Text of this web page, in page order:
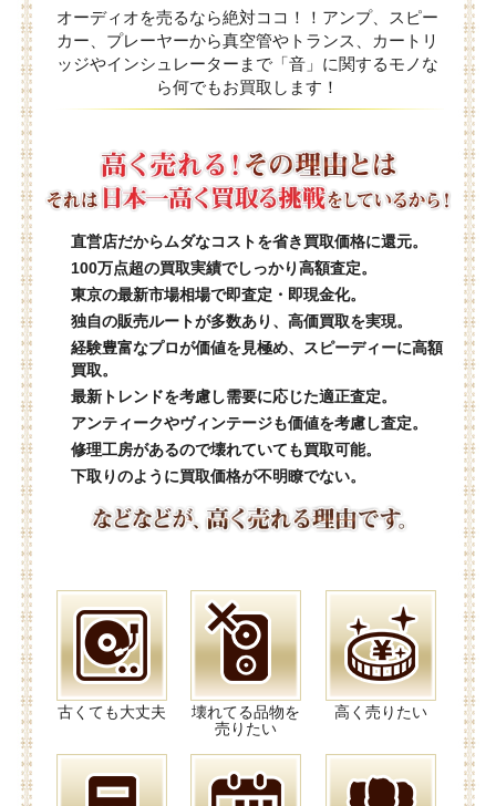
オーディオを売るなら絶対ココ！！アンプ、スピー
カー、プレーヤーから真空管やトランス、カートリ
ッジやインシュレーターまで「音」に関するモノな
ら何でもお買取します！
直営店だからムダなコストを省き買取価格に還元。
100万点超の買取実績でしっかり高額査定。
東京の最新市場相場で即査定・即現金化。
独自の販売ルートが多数あり、高価買取を実現。
経験豊富なプロが価値を見極め、スピーディーに高額
買取。
最新トレンドを考慮し需要に応じた適正査定。
アンティークやヴィンテージも価値を考慮し査定。
修理工房があるので壊れていても買取可能。
下取りのように買取価格が不明瞭でない。
古くても大丈夫
壊れてる品物を
売りたい
高く売りたい